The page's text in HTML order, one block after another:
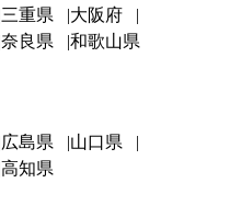
三重県
大阪府
奈良県 和歌山県
広島県
山口県
高知県